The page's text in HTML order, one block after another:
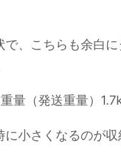
で、こちらも余白
量（発送重量）
に小さくなるのが収